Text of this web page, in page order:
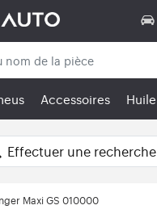
Accessoires Huile
Effectuer une recherche
Maxi GS 010000